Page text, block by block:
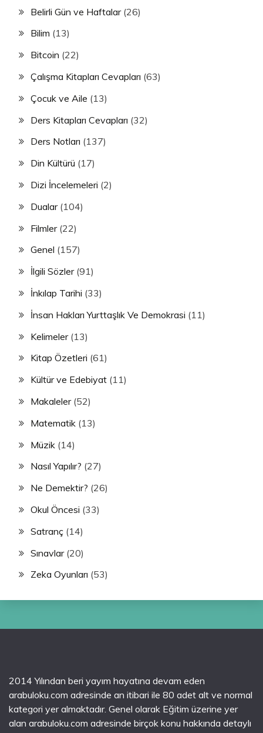
Belirli Gün ve Haftalar(26)
Bilim (13)
Bitcoin (22)
Çalışma Kitapları Cevapları (63)
Çocuk ve Aile (13)
Ders Kitapları Cevapları (32)
Ders Notları (137)
Din Kültürü (17)
Dizi İncelemeleri (2)
Dualar(104)
Filmler(22)
Genel (157)
İlgili Sözler(91)
İnkılap Tarihi (33)
İnsan Hakları Yurttaşlık Ve Demokrasi (11)
Kelimeler(13)
Kitap Özetleri (61)
Kültür ve Edebiyat (11)
Makaleler(52)
Matematik (13)
Müzik (14)
Nasıl Yapılır? (27)
Ne Demektir? (26)
Okul Öncesi (33)
Satranç (14)
Sınavlar(20)
Zeka Oyunları (53)
2014 Yılından beri yayım hayatına devam eden
arabuloku.com adresinde an itibari ile 80 adet alt ve normal
kategori yer almaktadır. Genel olarak Eğitim üzerine yer
alan arabuloku.com adresinde birçok konu hakkında detaylı